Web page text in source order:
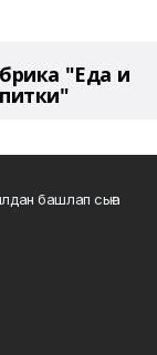
"Еда и
башлап сыға